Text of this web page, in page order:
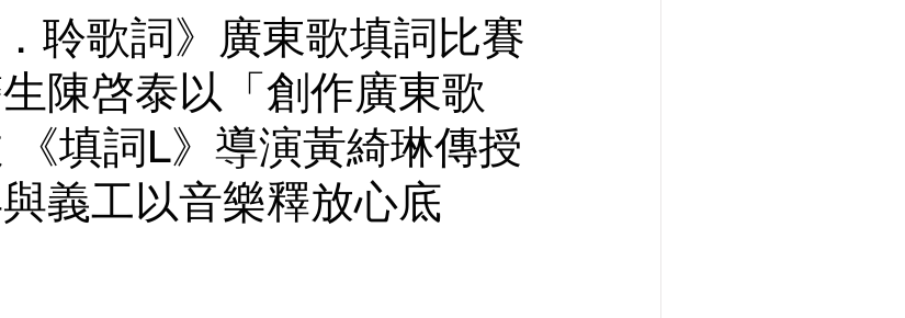
聆歌詞》廣東歌填詞比賽
陳啓泰以「創作廣東歌
填詞L》導演黃綺琳傳授
義工以音樂釋放心底